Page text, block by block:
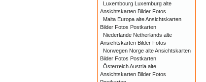
Luxembourg Luxemburg alte
Ansichtskarten Bilder Fotos
Malta Europa alte Ansichtskarten
Bilder Fotos Postkarten
Niederlande Netherlands alte
Ansichtskarten Bilder Fotos
Norwegen Norge alte Ansichtskarten
Bilder Fotos Postkarten
Österreich Austria alte
Ansichtskarten Bilder Fotos